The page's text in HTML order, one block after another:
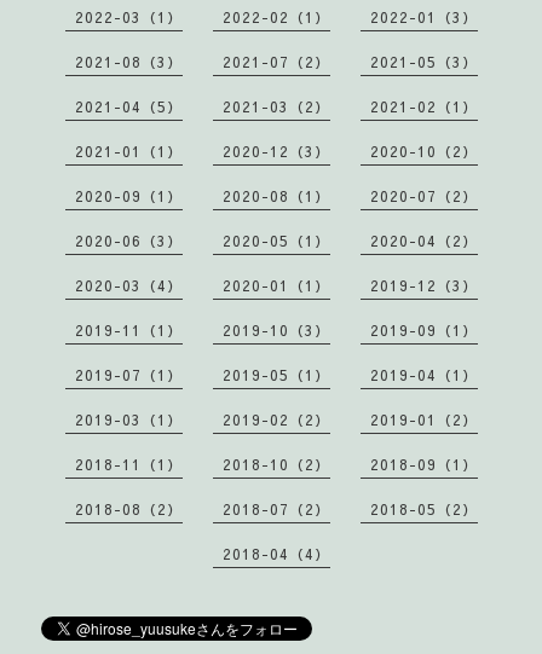
2022-03（1） 2022-02（1） 2022-01（3）
2021-08（3） 2021-07（2） 2021-05（3）
2021-04（5） 2021-03（2） 2021-02（1）
2021-01（1） 2020-12（3） 2020-10（2）
2020-09（1） 2020-08（1） 2020-07（2）
2020-06（3） 2020-05（1） 2020-04（2）
2020-03（4） 2020-01（1） 2019-12（3）
2019-11（1） 2019-10（3） 2019-09（1）
2019-07（1） 2019-05（1） 2019-04（1）
2019-03（1） 2019-02（2） 2019-01（2）
2018-11（1） 2018-10（2） 2018-09（1）
2018-08（2） 2018-07（2） 2018-05（2）
2018-04（4）